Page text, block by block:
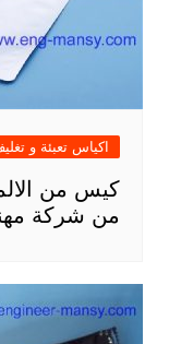
اكياس تعبئة و
كيس من
من شركة